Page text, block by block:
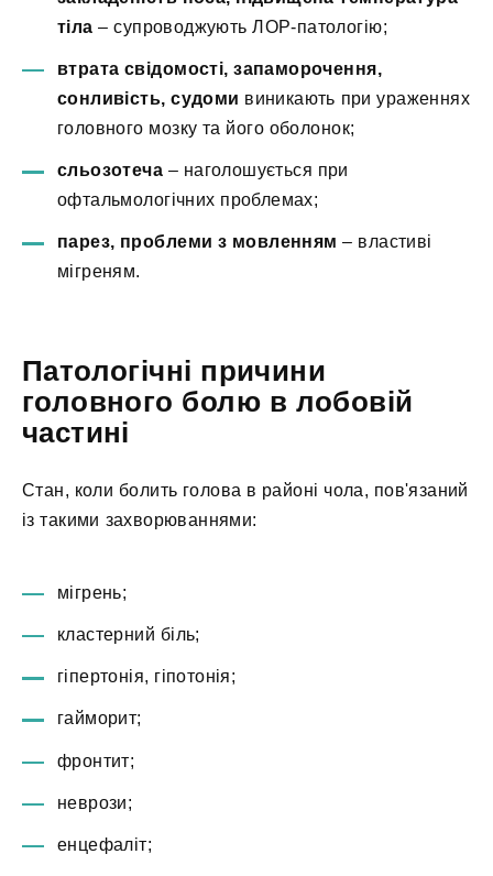
тіла – супроводжують ЛОР-патологію;
втрата свідомості, запаморочення,
сонливість, судоми виникають при ураженнях
головного мозку та його оболонок;
сльозотеча – наголошується при
офтальмологічних проблемах;
парез, проблеми з мовленням – властиві
мігреням.
Патологічні причини
головного болю в лобовій
частині
Стан, коли болить голова в районі чола, пов'язаний
із такими захворюваннями:
мігрень;
кластерний біль;
гіпертонія, гіпотонія;
гайморит;
фронтит;
неврози;
енцефаліт;